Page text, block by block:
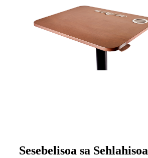
Sesebelisoa sa Sehlahisoa